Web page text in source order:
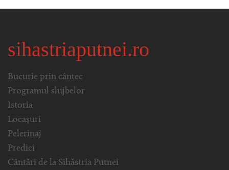
sihastriaputnei.ro
Bucurie prin cântec
Programul slujbelor
Istoria
Locașuri
Pelerinaj
Predici
Cântări de la Sihăstria Putnei